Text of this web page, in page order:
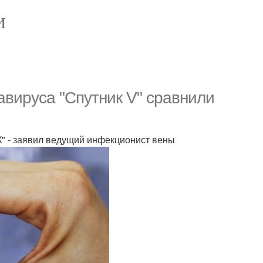
"Спутник V" сравнили
- заявил ведущий инфекционист вены